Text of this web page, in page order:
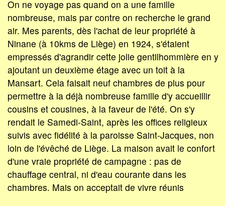
On ne voyage pas quand on a une famille
nombreuse, mais par contre on recherche le grand
air. Mes parents, dès l'achat de leur propriété à
Ninane (à 10kms de Liège) en 1924, s'étaient
empressés d'agrandir cette jolie gentilhommière en y
ajoutant un deuxième étage avec un toit à la
Mansart. Cela faisait neuf chambres de plus pour
permettre à la déjà nombreuse famille d'y accueillir
cousins et cousines, à la faveur de l'été. On s'y
rendait le Samedi-Saint, après les offices religieux
suivis avec fidélité à la paroisse Saint-Jacques, non
loin de l'évêché de Liège. La maison avait le confort
d'une vraie propriété de campagne : pas de
chauffage central, ni d'eau courante dans les
chambres. Mais on acceptait de vivre réunis